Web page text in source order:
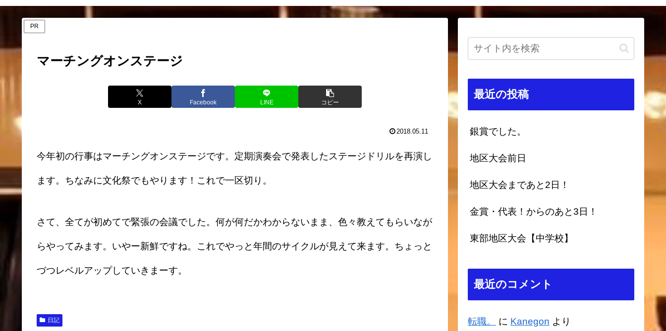
PR
マーチングオンステージ
X Facebook LINE コピー
2018.05.11
今年初の行事はマーチングオンステージです。定期演奏会で発表したステージドリルを再演し
ます。ちなみに文化祭でもやります！これで一区切り。
さて、全てが初めてで緊張の会議でした。何が何だかわからないまま、色々教えてもらいなが
らやってみます。いやー新鮮ですね。これでやっと年間のサイクルが見えて来ます。ちょっと
づつレベルアップしていきまーす。
日記
最近の投稿
銀賞でした。
地区大会前日
地区大会まであと2日！
金賞・代表！からのあと3日！
東部地区大会【中学校】
最近のコメント
転職。 に Kanegon より